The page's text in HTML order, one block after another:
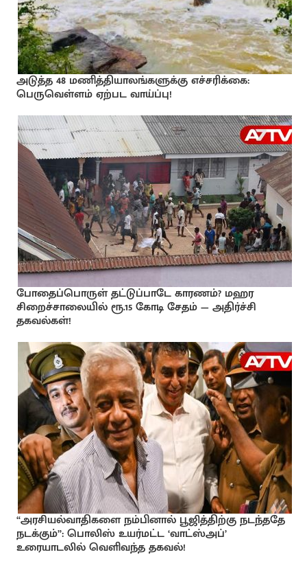
அடுத்த 48 மணித்தியாலங்களுக்கு எச்சரிக்கை:
பெருவெள்ளம் ஏற்பட வாய்ப்பு!
போதைப்பொருள் தட்டுப்பாடே காரணம்? மஹர
சிறைச்சாலையில் ரூ.15 கோடி சேதம் — அதிர்ச்சி
தகவல்கள்!
“அரசியல்வாதிகளை நம்பினால் பூஜித்திற்கு நடந்ததே
நடக்கும்”: பொலிஸ் உயர்மட்ட ‘வாட்ஸ்அப்’
உரையாடலில் வெளிவந்த தகவல்!